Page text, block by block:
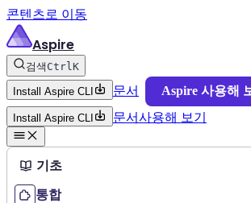
콘텐츠로 이동
Aspire
검색 CtrlK
Install Aspire CLI 문서 Aspire 사용해
Install Aspire CLI 문서사용해 보기
기초
통합